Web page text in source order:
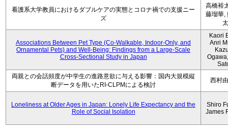
看護系大学教員におけるダブルケアの実態とコロナ禍での支援ニー
ズ
高橋裕
藤瑠華,
太
Associations Between Pet Type (Co-Walkable, Indoor-Only, and
Ornamental Pets) and Well-Being: Findings from a Large-Scale
Cross-Sectional Study in Japan
Kaori
Anri
両親との会話頻度が中学生の進路意欲に与える影響：国内大規模縦
断データを用いたRI-CLPMによる検討
西村
Loneliness at Older Ages in Japan: Lonely Life Expectancy and the
Role of Social Isolation
Shiro
James